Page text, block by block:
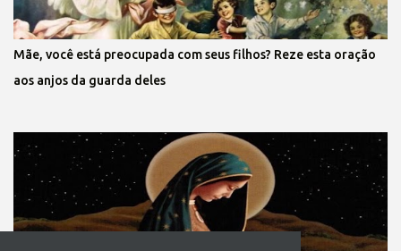
Mãe, você está preocupada com seus filhos? Reze esta oração
aos anjos da guarda deles